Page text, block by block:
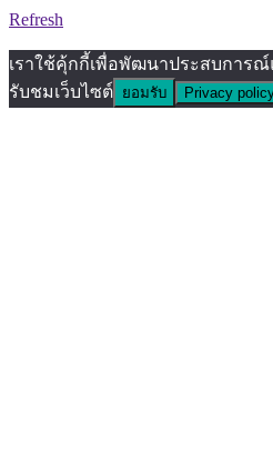
Refresh
เราใช้คุ้กกี้เพื่อพัฒนาประสบการ
รับชมเว็บไซต์ ยอมรับ Privacy